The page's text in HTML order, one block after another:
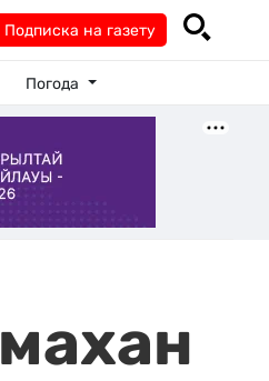
Подписка на газету
Погода